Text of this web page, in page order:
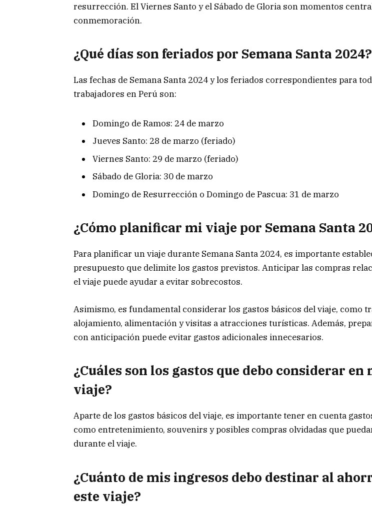
resurrección. El Viernes Santo y el Sábado de Gloria son momentos
conmemoración.
¿Qué días son feriados por Semana Santa 2024?
Las fechas de Semana Santa 2024 y los feriados correspondientes para
trabajadores en Perú son:
Domingo de Ramos: 24 de marzo
Jueves Santo: 28 de marzo (feriado)
Viernes Santo: 29 de marzo (feriado)
Sábado de Gloria: 30 de marzo
Domingo de Resurrección o Domingo de Pascua: 31 de marzo
¿Cómo planificar mi viaje por Semana Santa
Para planificar un viaje durante Semana Santa 2024, es importante
presupuesto que delimite los gastos previstos. Anticipar las compras
el viaje puede ayudar a evitar sobrecostos.
Asimismo, es fundamental considerar los gastos básicos del viaje, como
alojamiento, alimentación y visitas a atracciones turísticas. Además,
con anticipación puede evitar gastos adicionales innecesarios.
¿Cuáles son los gastos que debo considerar en
viaje?
Aparte de los gastos básicos del viaje, es importante tener en cuenta
como entretenimiento, souvenirs y posibles compras olvidadas que
durante el viaje.
¿Cuánto de mis ingresos debo destinar al
este viaje?